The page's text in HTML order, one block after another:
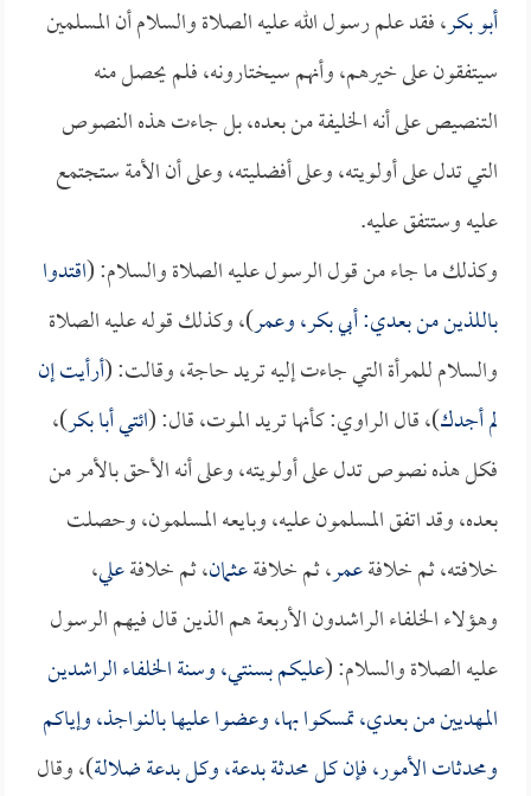
أبو بكر، فقد علم رسول الله عليه الصلاة والسلام أن المسلمين
سيتفقون على خيرهم، وأنهم سيختارونه، فلم يحصل منه
التنصيص على أنه الخليفة من بعده، بل جاءت هذه النصوص
التي تدل على أولويته، وعلى أفضليته، وعلى أن الأمة ستجتمع
عليه وستتفق عليه.
وكذلك ما جاء من قول الرسول عليه الصلاة والسلام: (اقتدوا
باللذين من بعدي:أبي بكر، وعمر)، وكذلك قوله عليه الصلاة
والسلام للمرأة التي جاءت إليه تريد حاجة، وقالت: (أرأيت إن
لم أجدك)، قال الراوي: كأنها تريد الموت، قال: (ائتيأبا بكر)،
فكل هذه نصوص تدل على أولويته، وعلى أنه الأحق بالأمر من
بعده، وقد اتفق المسلمون عليه، وبايعه المسلمون، وحصلت
خلافته، ثم خلافةعمر، ثم خلافةعثمان، ثم خلافةعلي،
وهؤلاء الخلفاء الراشدون الأربعة هم الذين قال فيهم الرسول
عليه الصلاة والسلام: (عليكم بسنتي، وسنة الخلفاء الراشدين
المهديين من بعدي، تمسكوا بها، وعضوا عليها بالنواجذ، وإياكم
ومحدثات الأمور، فإن كل محدثة بدعة، وكل بدعة ضلالة)، وقال